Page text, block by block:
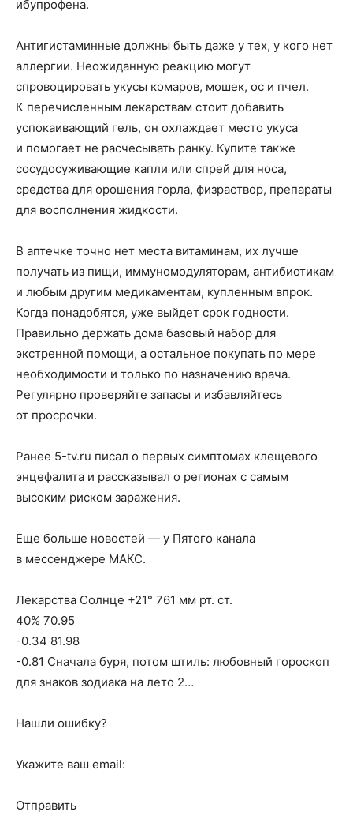
ибупрофена.
Антигистаминные должны быть даже у тех, у кого нет
аллергии. Неожиданную реакцию могут
спровоцировать укусы комаров, мошек, ос и пчел.
К перечисленным лекарствам стоит добавить
успокаивающий гель, он охлаждает место укуса
и помогает не расчесывать ранку. Купите также
сосудосуживающие капли или спрей для носа,
средства для орошения горла, физраствор, препараты
для восполнения жидкости.
В аптечке точно нет места витаминам, их лучше
получать из пищи, иммуномодуляторам, антибиотикам
и любым другим медикаментам, купленным впрок.
Когда понадобятся, уже выйдет срок годности.
Правильно держать дома базовый набор для
экстренной помощи, а остальное покупать по мере
необходимости и только по назначению врача.
Регулярно проверяйте запасы и избавляйтесь
от просрочки.
Ранее 5-tv.ru писал о первых симптомах клещевого
энцефалита и рассказывал о регионах с самым
высоким риском заражения.
Еще больше новостей — у Пятого канала
в мессенджере МАКС.
Лекарства Солнце +21° 761 мм рт. ст.
40% 70.95
-0.34 81.98
-0.81 Сначала буря, потом штиль: любовный гороскоп
для знаков зодиака на лето 2…
Нашли ошибку?
Укажите ваш email:
Отправить